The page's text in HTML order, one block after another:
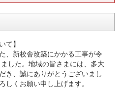
て】
、新校舎改築にかかる工事が令
した。地域の皆さまには、多大
き、誠にありがとうございまし
しくお願い申し上げます。